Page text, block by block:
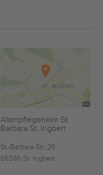
Altenpflegeheim St.
Barbara St. Ingbert
St.-Barbara-Str. 28
66386 St. Ingbert